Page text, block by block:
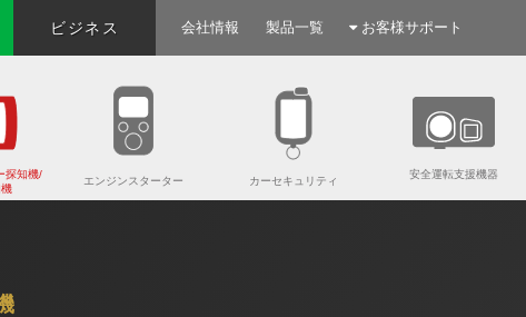
ビジネス 会社情報 製品一覧 お客様サポート
探知機/
エンジンスターター カーセキュリティ
安全運転支援機器